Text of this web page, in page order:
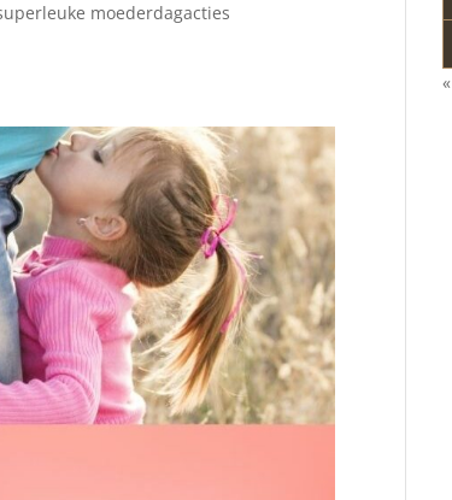
moederdagacties